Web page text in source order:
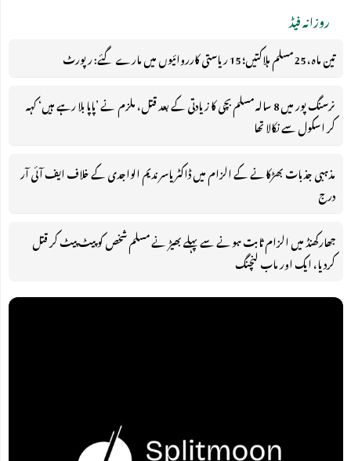
روزانہ فیڈ
تین ماہ، 25 مسلم ہلاکتیں؛ 15 ریاستی کارروائیوں میں مارے گئے: رپورٹ
نرسنگ پور میں 8 سالہ مسلم بچی کا زیادتی کے بعد قتل، ملزم نے ’پاپا بلا رہے ہیں‘ کہہ
کر اسکول سے نکالا تھا
مذہبی جذبات بھڑکانے کے الزام میں ڈاکٹر یاسر ندیم الواجدی کے خلاف ایف آئی آر
درج
جھارکھنڈ میں الزام ثابت ہونے سے پہلے بھیڑ نے مسلم شخص کو پیٹ پیٹ کر قتل
کردیا، ایک اور ماب لنچنگ